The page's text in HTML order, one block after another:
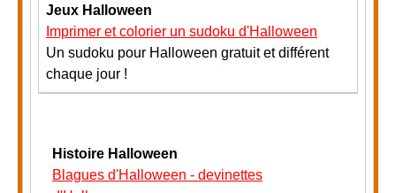
Jeux Halloween
Imprimer et colorier un sudoku d'Halloween
Un sudoku pour Halloween gratuit et différent
chaque jour !
Histoire Halloween
Blagues d'Halloween - devinettes